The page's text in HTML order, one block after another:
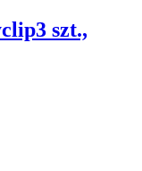
3 szt.,